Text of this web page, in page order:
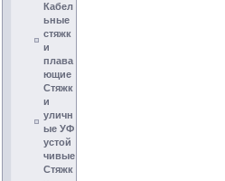
Кабел
ьные
стяжк
и
плава
ющие
Стяжк
и
уличн
ые УФ
устой
чивые
Стяжк